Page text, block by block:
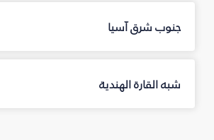
جنوب شرق آسيا
شبه القارة الهندية